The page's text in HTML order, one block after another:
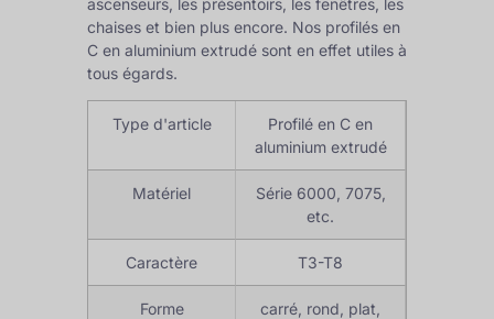
chaises et bien plus encore. Nos profilés en
C en aluminium extrudé sont en effet utiles à
tous égards.
Type d'article
Profilé en C en
aluminium extrudé
Matériel
Série 6000, 7075,
etc.
Caractère T3-T8
Forme
carré, rond, plat,